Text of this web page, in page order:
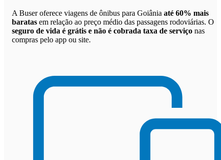
A Buser oferece viagens de ônibus para Goiânia até 60% mais
baratas em relação ao preço médio das passagens rodoviárias. O
seguro de vida é grátis e não é cobrada taxa de serviço nas
compras pelo app ou site.